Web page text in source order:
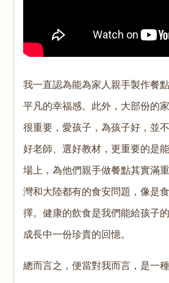
我一直認為能為家人親手製作餐
平凡的幸福感。此外，大部份的
很重要，愛孩子，為孩子好，並
好老師、選好教材，更重要的是
場上，為他們親手做餐點其實滿
灣和大陸都有的食安問題，像是
擇。健康的飲食是我們能給孩子
成長中一份珍貴的回憶。
總而言之，便當對我而言，是一